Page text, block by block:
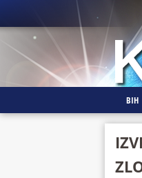
BIH